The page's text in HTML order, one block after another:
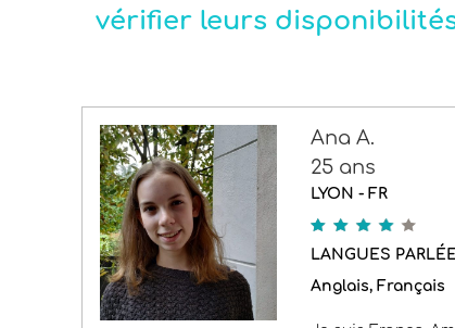
vérifier leurs
Ana A.
25 ans
LYON - FR
4
LANGUES
Anglais Français